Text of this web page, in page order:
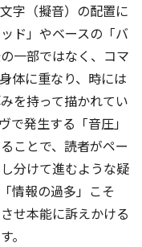
字（擬音）の配置に
ド」やベースの「バ
一部ではなく、コマ
体に重なり、時には
を持って描かれてい
で発生する「音圧」
ことで、読者がペー
分けて進むような疑
情報の過多」こそ
せ本能に訴えかける
。